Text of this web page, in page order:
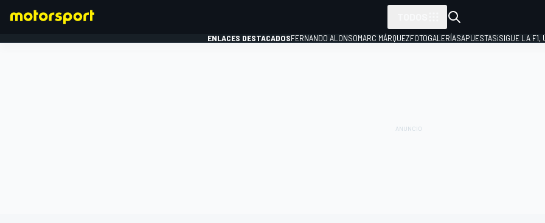
ENLACES DESTACADOSFERNANDO ALONSOMARC MÁRQUEZFOTOGALERÍASAPUESTAS¡SIGUE LA F1,